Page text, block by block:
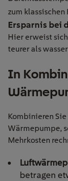
zum
Ersparnis bei
Hier erweist
teurer als
In
Kombinieren
Wärmepumpe,
Mehrkosten
betragen